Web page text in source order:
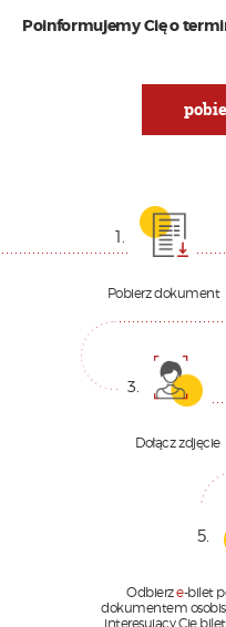
Poinformujemy Cię o
1.
Pobierz dokument
3.
Dołącz zdjęcie
5.
Odbierze-bilet
dokumentem
interesujący Cię